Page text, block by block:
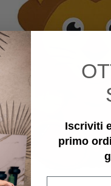
Iscriviti
primo